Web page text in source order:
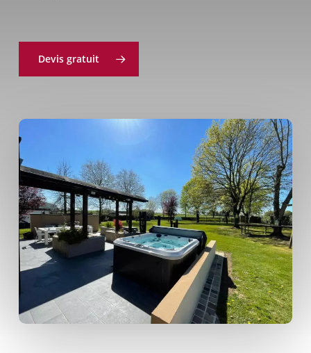
Devis gratuit